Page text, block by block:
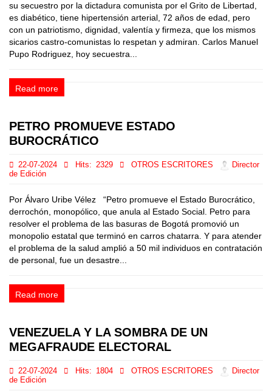
su secuestro por la dictadura comunista por el Grito de Libertad,
es diabético, tiene hipertensión arterial, 72 años de edad, pero
con un patriotismo, dignidad, valentía y firmeza, que los mismos
sicarios castro-comunistas lo respetan y admiran. Carlos Manuel
Pupo Rodriguez, hoy secuestra...
Read more
PETRO PROMUEVE ESTADO
BUROCRÁTICO
22-07-2024 Hits: 2329 OTROS ESCRITORES
Director
de Edición
Por Álvaro Uribe Vélez “Petro promueve el Estado Burocrático,
derrochón, monopólico, que anula al Estado Social. Petro para
resolver el problema de las basuras de Bogotá promovió un
monopolio estatal que terminó en carros chatarra. Y para atender
el problema de la salud amplió a 50 mil individuos en contratación
de personal, fue un desastre...
Read more
VENEZUELA Y LA SOMBRA DE UN
MEGAFRAUDE ELECTORAL
22-07-2024 Hits: 1804 OTROS ESCRITORES
Director
de Edición